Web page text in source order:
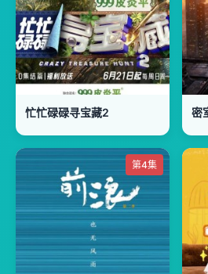
忙忙碌碌寻宝藏2 密
第4集